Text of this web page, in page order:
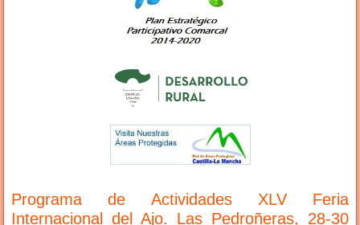
Programa de Actividades XLV Feria
Internacional del Ajo. Las Pedroñeras, 28-30